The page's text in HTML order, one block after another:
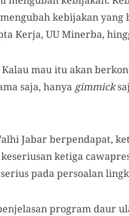
kebijakan yang
Kerja, UU Minerba,
mau itu akan
saja, hanya gimmick
Jabar berpendapat,
ketiga
pada persoalan
program daur